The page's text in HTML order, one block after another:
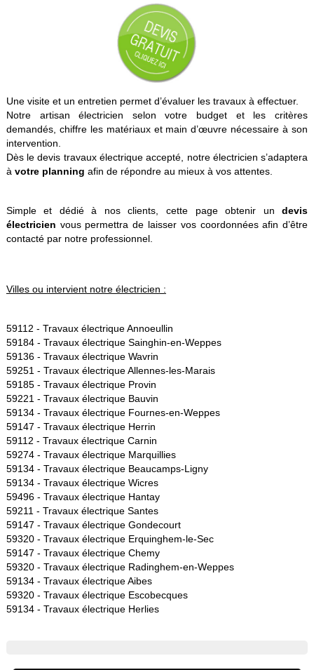
Une visite et un entretien permet d’évaluer les travaux à effectuer.
Notre artisan électricien selon votre budget et les critères
demandés, chiffre les matériaux et main d’œuvre nécessaire à son
intervention.
Dès le devis travaux électrique accepté, notre électricien s’adaptera
à votre planning afin de répondre au mieux à vos attentes.
Simple et dédié à nos clients, cette page obtenir undevis
électricien vous permettra de laisser vos coordonnées afin d’être
contacté par notre professionnel.
Villes ou intervient notre électricien :
59112 - Travaux électrique Annoeullin
59184 - Travaux électrique Sainghin-en-Weppes
59136 - Travaux électrique Wavrin
59251 - Travaux électrique Allennes-les-Marais
59185 - Travaux électrique Provin
59221 - Travaux électrique Bauvin
59134 - Travaux électrique Fournes-en-Weppes
59147 - Travaux électrique Herrin
59112 - Travaux électrique Carnin
59274 - Travaux électrique Marquillies
59134 - Travaux électrique Beaucamps-Ligny
59134 - Travaux électrique Wicres
59496 - Travaux électrique Hantay
59211 - Travaux électrique Santes
59147 - Travaux électrique Gondecourt
59320 - Travaux électrique Erquinghem-le-Sec
59147 - Travaux électrique Chemy
59320 - Travaux électrique Radinghem-en-Weppes
59134 - Travaux électrique Aibes
59320 - Travaux électrique Escobecques
59134 - Travaux électrique Herlies